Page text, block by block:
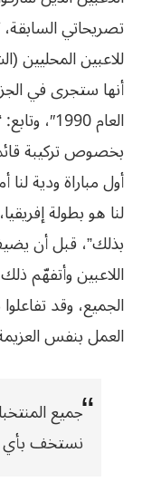
تصريحاتي
أنها ستجرى في
العام
بخصوص تركيبة
أول مباراة ودية
لنا هو بطولة
بذلك”، قبل أن
اللاعبين وأتفهّم
الجميع، وقد
العمل بنفس
جميع
نستخف